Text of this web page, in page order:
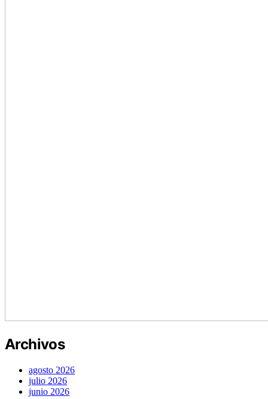
Archivos
agosto 2026
julio 2026
junio 2026